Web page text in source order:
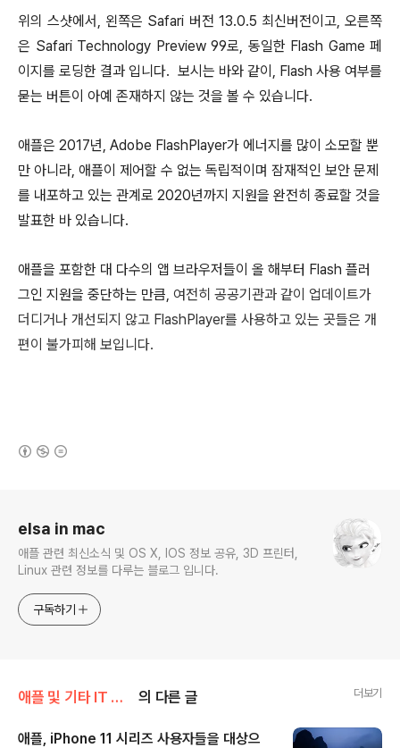
위의 스샷에서, 왼쪽은 Safari 버전 13.0.5 최신버전이고, 오른쪽
은 Safari Technology Preview 99로, 동일한 Flash Game 페
이지를 로딩한 결과 입니다. 보시는 바와 같이, Flash 사용 여부를
묻는 버튼이 아예 존재하지 않는 것을 볼 수 있습니다.
애플은 2017년, Adobe FlashPlayer가 에너지를 많이 소모할 뿐
만 아니라, 애플이 제어할 수 없는 독립적이며 잠재적인 보안 문제
를 내포하고 있는 관계로 2020년까지 지원을 완전히 종료할 것을
발표한 바 있습니다.
애플을 포함한 대 다수의 앱 브라우저들이 올 해부터 Flash 플러
그인 지원을 중단하는 만큼, 여전히 공공기관과 같이 업데이트가
더디거나 개선되지 않고 FlashPlayer를 사용하고 있는 곳들은 개
편이 불가피해 보입니다.
elsa in mac
애플 관련 최신소식 및 OS X, IOS 정보 공유, 3D 프린터,
Linux 관련 정보를 다루는 블로그 입니다.
구독하기
애플 및 기타 IT 소식/애플 관련 소식 의 다른 글 더보기
애플, iPhone 11 시리즈 사용자들을 대상으